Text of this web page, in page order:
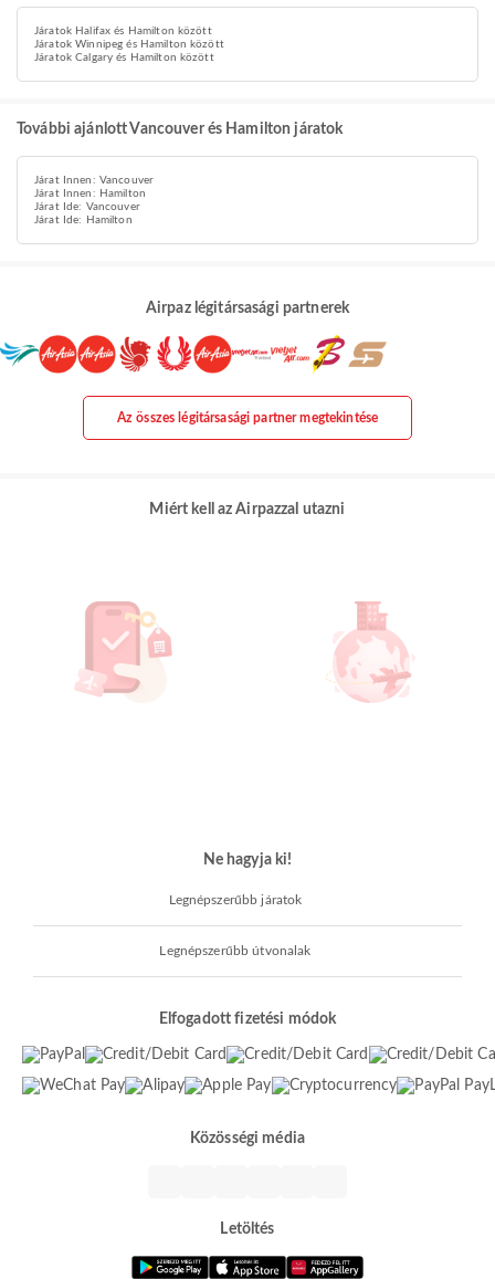
Járatok Halifax és Hamilton között
Járatok Winnipeg és Hamilton között
Járatok Calgary és Hamilton között
További ajánlott Vancouver és Hamilton járatok
Járat Innen: Vancouver
Járat Innen: Hamilton
Járat Ide: Vancouver
Járat Ide: Hamilton
Airpaz légitársasági partnerek
Az összes légitársasági partner megtekintése
Miért kell az Airpazzal utazni
Ne hagyja ki!
Legnépszerűbb járatok
Legnépszerűbb útvonalak
Elfogadott fizetési módok
Közösségi média
Letöltés